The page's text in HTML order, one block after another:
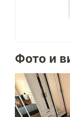
Фото и